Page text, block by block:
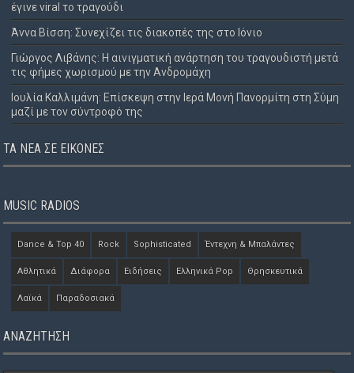
έγινε viral το τραγούδι
Άννα Βίσση: Συνεχίζει τις διακοπές της στο Ιόνιο
Γιώργος Λιβάνης: Η αινιγματική ανάρτηση του τραγουδιστή μετά
τις φήμες χωρισμού με την Ανδρομάχη
Ιουλία Καλλιμάνη: Επίσκεψη στην Ιερά Μονή Πανορμίτη στη Σύμη
μαζί με τον σύντροφό της
ΤΑ ΝΈΑ ΣΕ ΕΙΚΌΝΕΣ
MUSIC RADIOS
Dance & Top 40 Rock Sophisticated Έντεχνη & Μπαλάντες
Αθλητικά Διάφορα Ειδήσεις Ελληνικά Pop Θρησκευτικά
Λαϊκά Παραδοσιακά
ΑΝΑΖΗΤΗΣΗ